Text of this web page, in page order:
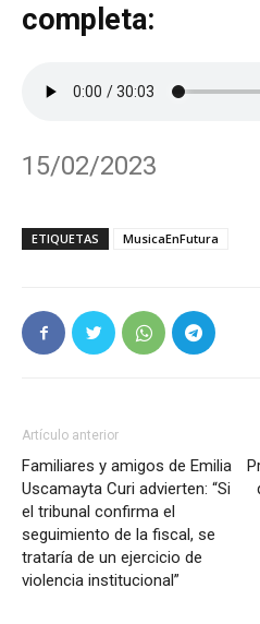
completa:
15/02/2023
ETIQUETAS MusicaEnFutura
Artículo anterior
Familiares y amigos de Emilia
Uscamayta Curi advierten: “Si
el tribunal confirma el
seguimiento de la fiscal, se
trataría de un ejercicio de
violencia institucional”